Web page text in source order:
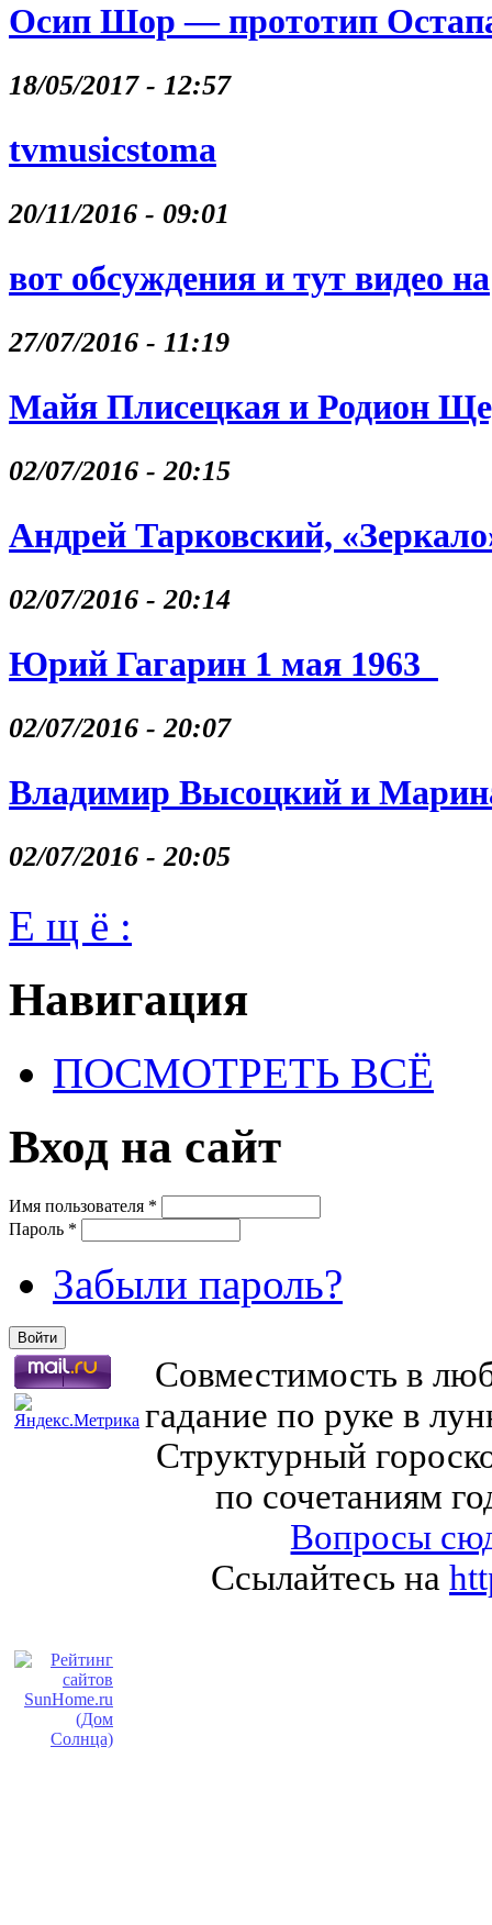
Осип Шор — прототип
18/05/2017 - 12:57
tvmusicstoma
20/11/2016 - 09:01
вот обсуждения и тут видео на
27/07/2016 - 11:19
Майя Плисецкая и Родион
02/07/2016 - 20:15
Андрей Тарковский,
02/07/2016 - 20:14
Юрий Гагарин 1 мая 1963
02/07/2016 - 20:07
Владимир Высоцкий и
02/07/2016 - 20:05
Е щ ё :
Навигация
ПОСМОТРЕТЬ ВСЁ
Вход на сайт
Имя пользователя *
Пароль *
Забыли пароль?
Совместимость в
гадание по руке в
Структурный
по сочетаниям
Вопросы
Ссылайтесь на